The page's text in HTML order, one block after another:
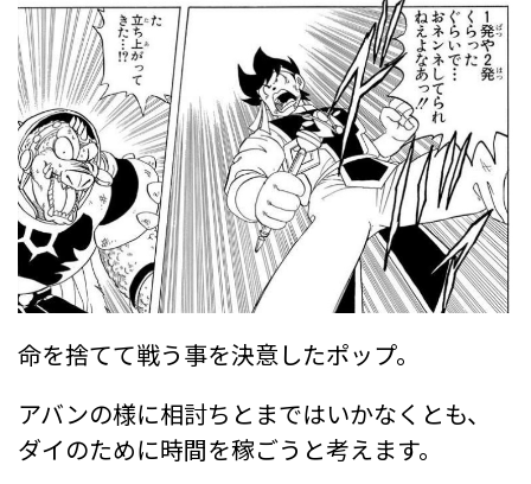
命を捨てて戦う事を決意したポップ。
アバンの様に相討ちとまではいかなくとも、
ダイのために時間を稼ごうと考えます。